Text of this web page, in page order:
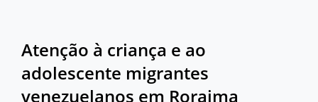
Atenção à criança e ao
adolescente migrantes
venezuelanos em Roraima